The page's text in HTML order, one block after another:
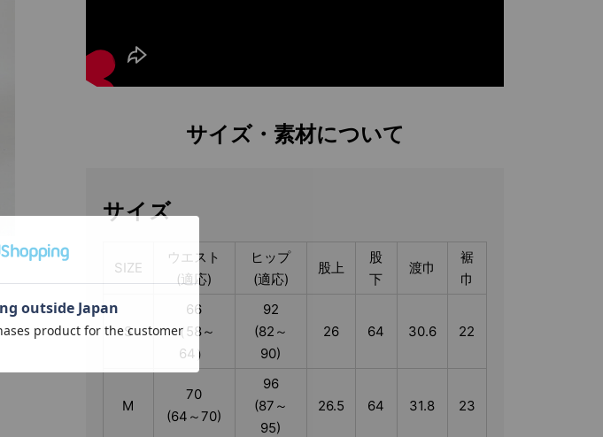
サイズ・素材について
サイズ
SIZE
ウエスト
(適応)
ヒップ
(適応)
股上
股
下
渡巾
裾
巾
S
66
（58～
64）
92
(82～
90)
26 64 30.6 22
M
70
(64～70)
96
(87～
95)
26.5 64 31.8 23